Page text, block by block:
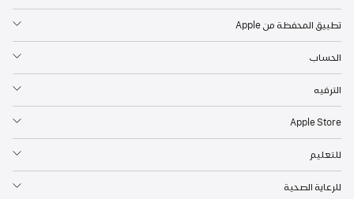
تطبيق المحفظة من Apple
الحساب
الترفيه
Apple Store
للتعليم
للرعاية الصحية